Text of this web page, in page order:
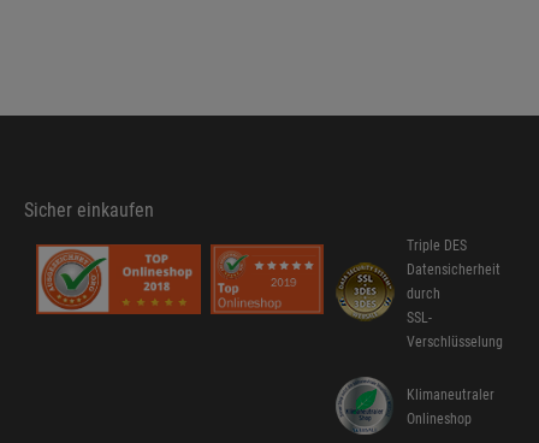
Sicher einkaufen
Triple DES
Datensicherheit
durch
SSL-
Verschlüsselung
Klimaneutraler
Onlineshop